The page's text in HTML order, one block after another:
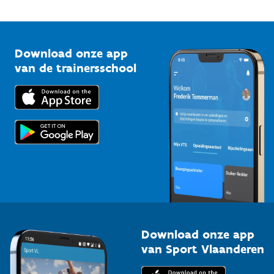
Bedrijven
Trainers en begeleiders
Topsporters
Vlaamse Trainersschool
Kennisplatform
Downloads
Voor de pers
Download onze app
van de trainersschool
Download onze app
van Sport Vlaanderen